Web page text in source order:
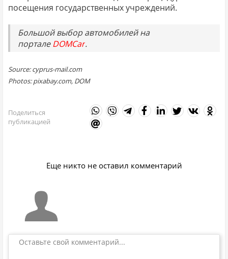
посещения государственных учреждений.
Большой выбор автомобилей на
порталеDOMCar.
Source: cyprus-mail.com
Photos: pixabay.com, DOM
Поделиться
публикацией
Еще никто не оставил комментарий
Оставьте свой комментарий...